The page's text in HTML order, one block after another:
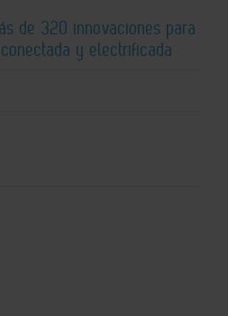
de 320 innovaciones para
y electrificada